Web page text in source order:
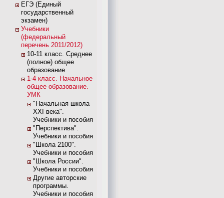
ЕГЭ (Единый
государственный
экзамен)
Учебники
(федеральный
перечень 2011/2012)
10-11 класс. Среднее
(полное) общее
образование
1-4 класс. Начальное
общее образование.
УМК
"Начальная школа
XXI века".
Учебники и пособия
"Перспектива".
Учебники и пособия
"Школа 2100".
Учебники и пособия
"Школа России".
Учебники и пособия
Другие авторские
программы.
Учебники и пособия